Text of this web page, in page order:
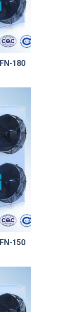
180
150